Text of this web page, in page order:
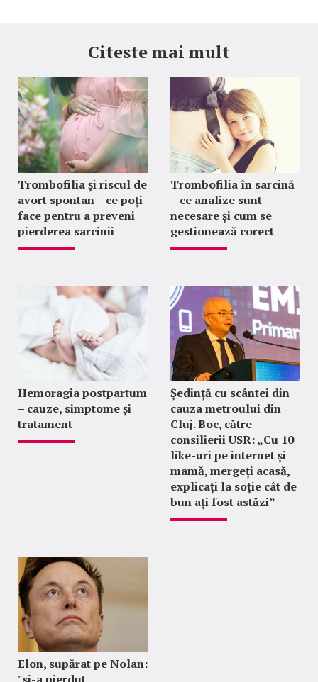
Citeste mai mult
Trombofilia și riscul de
avort spontan – ce poți
face pentru a preveni
pierderea sarcinii
Trombofilia în sarcină
– ce analize sunt
necesare și cum se
gestionează corect
Hemoragia postpartum
– cauze, simptome și
tratament
Ședință cu scântei din
cauza metroului din
Cluj. Boc, către
consilierii USR: „Cu 10
like-uri pe internet și
mamă, mergeți acasă,
explicați la soție cât de
bun ați fost astăzi”
Elon, supărat pe Nolan: